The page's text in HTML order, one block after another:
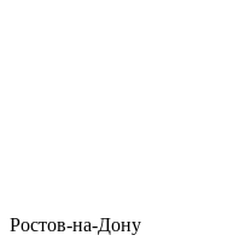
Ростов-на-Дону